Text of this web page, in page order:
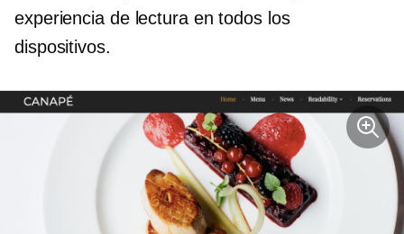
experiencia de lectura en todos los
dispositivos.